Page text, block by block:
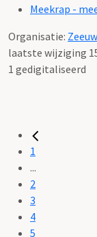
Meekrap -
Organisatie:
laatste wijziging
1 gedigitaliseerd
1
...
2
3
4
5